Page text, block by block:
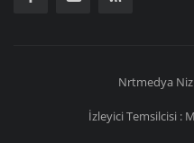
Nrtmedya
İzleyici Temsilcisi :